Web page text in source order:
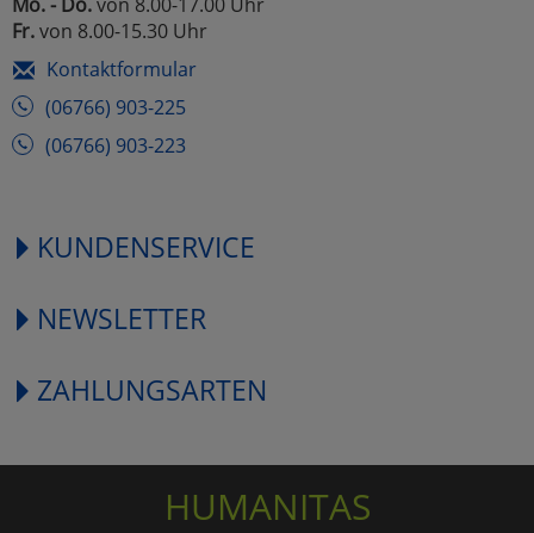
Fr.von 8.00-15.30 Uhr
Kontaktformular
(06766) 903-225
(06766) 903-223
KUNDENSERVICE
NEWSLETTER
ZAHLUNGSARTEN
HUMANITAS